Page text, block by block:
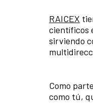
RAICEX
científicos
sirviendo
Como
como tú,